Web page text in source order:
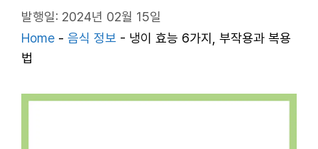
발행일: 2024년 02월 15일
Home - 음식 정보 - 냉이 효능 6가지, 부작용과 복용
법